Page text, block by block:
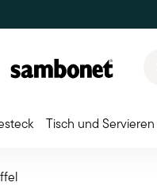
Tisch und Servieren